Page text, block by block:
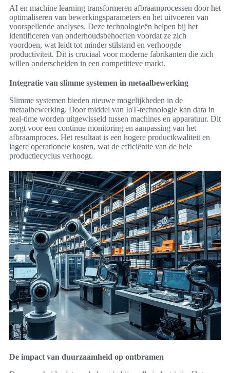
AI en machine learning transformeren afbraamprocessen door het
optimaliseren van bewerkingsparameters en het uitvoeren van
voorspellende analyses. Deze technologieën helpen bij het
identificeren van onderhoudsbehoeften voordat ze zich
voordoen, wat leidt tot minder stilstand en verhoogde
productiviteit. Dit is cruciaal voor moderne fabrikanten die zich
willen onderscheiden in een competitieve markt.
Integratie van slimme systemen in metaalbewerking
Slimme systemen bieden nieuwe mogelijkheden in de
metaalbewerking. Door middel van IoT-technologie kan data in
real-time worden uitgewisseld tussen machines en apparatuur. Dit
zorgt voor een continue monitoring en aanpassing van het
afbraamproces. Het resultaat is een hogere productkwaliteit en
lagere operationele kosten, wat de efficiëntie van de hele
productiecyclus verhoogt.
De impact van duurzaamheid op ontbramen